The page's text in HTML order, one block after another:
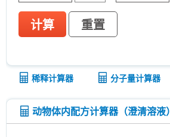
计算 重置
稀释计算器 分子量计算器
动物体内配方计算器（澄清溶液）